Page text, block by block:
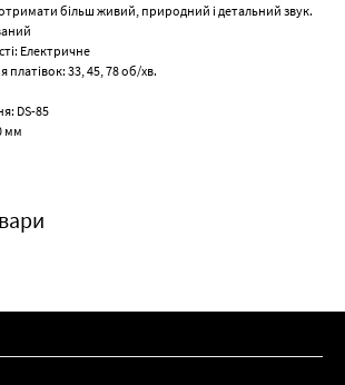
більш живий, природний і детальний звук.
Електричне
платівок: 33, 45, 78 об/хв.
DS-85
мм